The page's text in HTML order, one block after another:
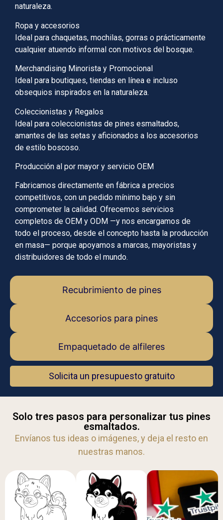
Recubrimiento de pines
Accesorios para pines
Empaquetado de alfileres
naturaleza.
Ropa y accesorios
Ideal para chaquetas, mochilas, gorras o prácticamente
cualquier atuendo informal con motivos del bosque.
Merchandising Minorista y Promocional
Ideal para boutiques, tiendas en línea e incluso
obsequios inspirados en la naturaleza.
Coleccionistas y Regalos
Ideal para coleccionistas de pines esmaltados,
amantes de las setas y aficionados a los accesorios
de estilo boscoso.
Producción al por mayor y servicio OEM
Fabricamos directamente en fábrica a precios
competitivos, con un pedido mínimo bajo y sin
comprometer la calidad. Ofrecemos servicios
completos de OEM y ODM —y nos encargamos de
todo el proceso, desde el concepto hasta la producción
en masa— porque apoyamos a marcas, mayoristas y
distribuidores de todo el mundo.
Solicita un presupuesto gratuito
Solo tres pasos para personalizar tus pines
esmaltados.
Envíanos tus ideas o imágenes, y deja el resto en
nuestras manos.